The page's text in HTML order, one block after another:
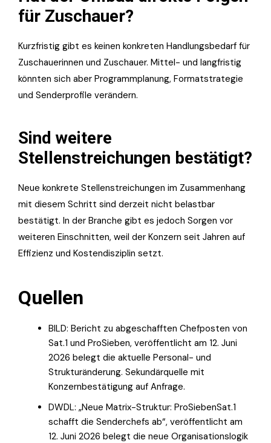
für Zuschauer?
Kurzfristig gibt es keinen konkreten Handlungsbedarf für
Zuschauerinnen und Zuschauer. Mittel- und langfristig
könnten sich aber Programmplanung, Formatstrategie
und Senderprofile verändern.
Sind weitere
Stellenstreichungen bestätigt?
Neue konkrete Stellenstreichungen im Zusammenhang
mit diesem Schritt sind derzeit nicht belastbar
bestätigt. In der Branche gibt es jedoch Sorgen vor
weiteren Einschnitten, weil der Konzern seit Jahren auf
Effizienz und Kostendisziplin setzt.
Quellen
BILD: Bericht zu abgeschafften Chefposten von
Sat.1 und ProSieben, veröffentlicht am 12. Juni
2026 belegt die aktuelle Personal- und
Strukturänderung. Sekundärquelle mit
Konzernbestätigung auf Anfrage.
DWDL: „Neue Matrix-Struktur: ProSiebenSat.1
schafft die Senderchefs ab“, veröffentlicht am
12. Juni 2026 belegt die neue Organisationslogik